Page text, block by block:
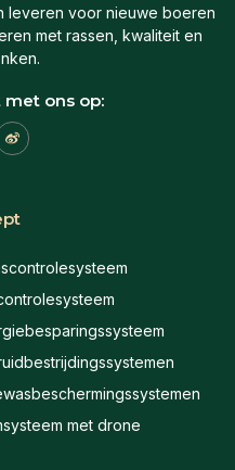
leveren voor nieuwe boeren
met rassen, kwaliteit en
ons op:
W
e
met drone